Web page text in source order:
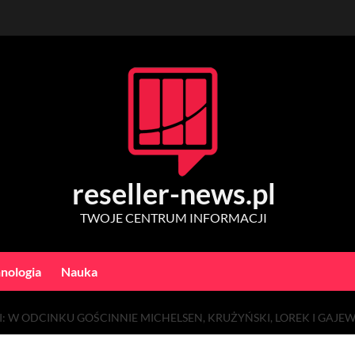
reseller-news.pl
TWOJE CENTRUM INFORMACJI
Nauka
W ODCINKU GOŚCINNIE MICHELSEN, KRUŻYŃSKI, LOREK I